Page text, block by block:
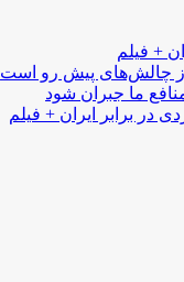
+ فیلم
از چالش‌های پیش رو است
ما جبران شود
در برابر ایران + فیلم